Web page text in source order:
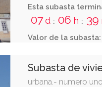
c.p. 30880 aguilas.
75,20 m2,
distribuidor, pasillo,
terraza.. cuota de
Esta subasta
07d : 06 h : 39
Valor de la subasta:
Subasta de
urbana.- numero